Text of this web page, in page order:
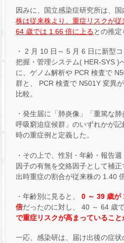
因みに、国立感染症研究所は、国
株は従来株より、重症リスクが
64 歳では 1.66 倍に上るとの推定
・ 2 月 10 日～ 5 月 6 日に新型
把握・管理システム( HER-SYS )
に、ゲノム解析や PCR 検査で
群と、 PCR 検査で N501Y 変異
比較。
・発生届に「肺炎像」「重篤な
呼吸窮迫症候群」のいずれかが
時の重症例と定義した。
・その上で、性別・年齢・報告
因子の有無を交絡因子として補
出時重症の割合が従来株の 1.40
・年齢別に見ると、 0 ～ 39 歳が
倍だったのに対し、 40 ～ 64 歳
で重症リスクが高まっていること
一応、感染研は、届け出後の症